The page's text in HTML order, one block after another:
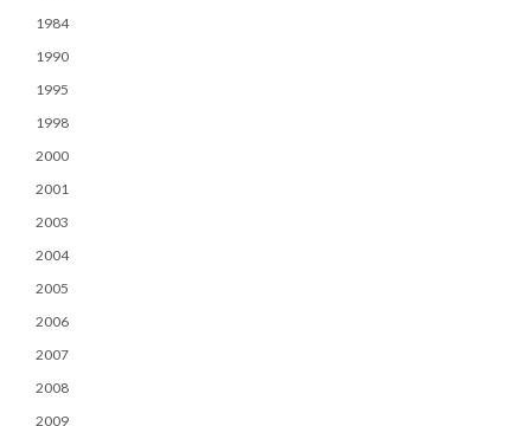
1984
1990
1995
1998
2000
2001
2003
2004
2005
2006
2007
2008
2009